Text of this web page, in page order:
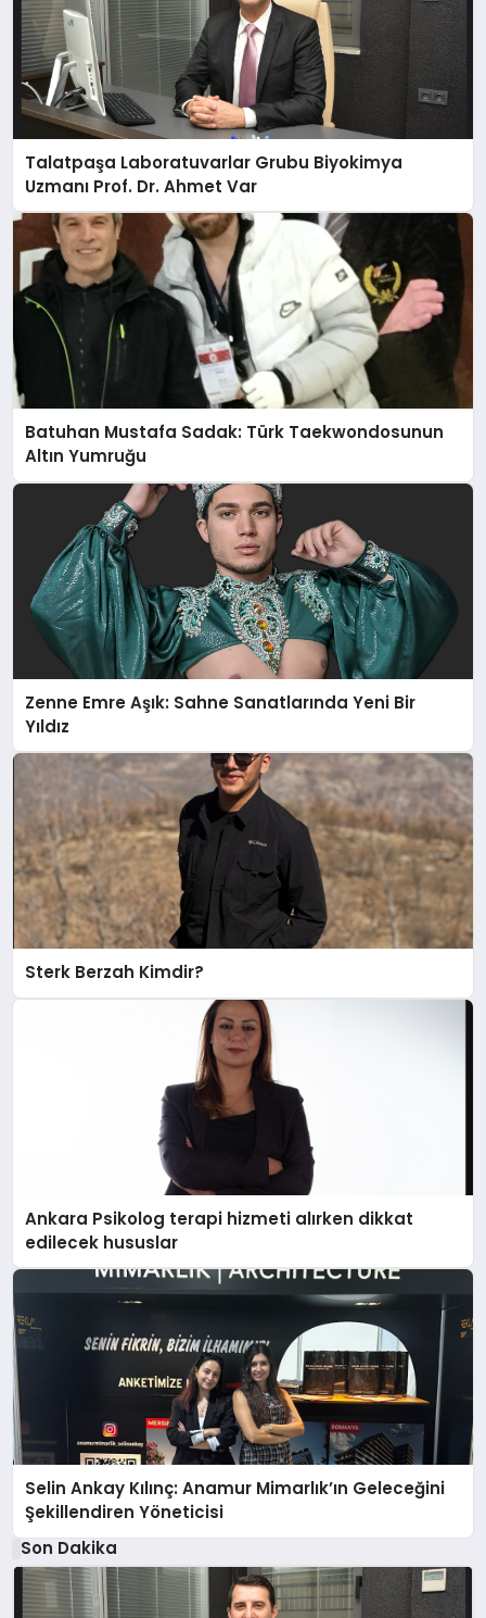
Talatpaşa Laboratuvarlar Grubu Biyokimya
Uzmanı Prof. Dr. Ahmet Var
Batuhan Mustafa Sadak: Türk Taekwondosunun
Altın Yumruğu
Zenne Emre Aşık: Sahne Sanatlarında Yeni Bir
Yıldız
Sterk Berzah Kimdir?
Ankara Psikolog terapi hizmeti alırken dikkat
edilecek hususlar
Selin Ankay Kılınç: Anamur Mimarlık’ın Geleceğini
Şekillendiren Yöneticisi
Son Dakika